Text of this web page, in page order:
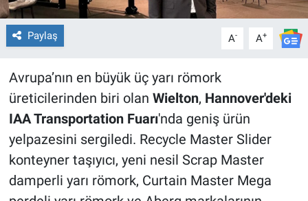
Paylaş A- A+
Avrupa’nın en büyük üç yarı römork
üreticilerinden biri olan Wielton, Hannover'deki
IAA Transportation Fuarı'nda geniş ürün
yelpazesini sergiledi. Recycle Master Slider
konteyner taşıyıcı, yeni nesil Scrap Master
damperli yarı römork, Curtain Master Mega